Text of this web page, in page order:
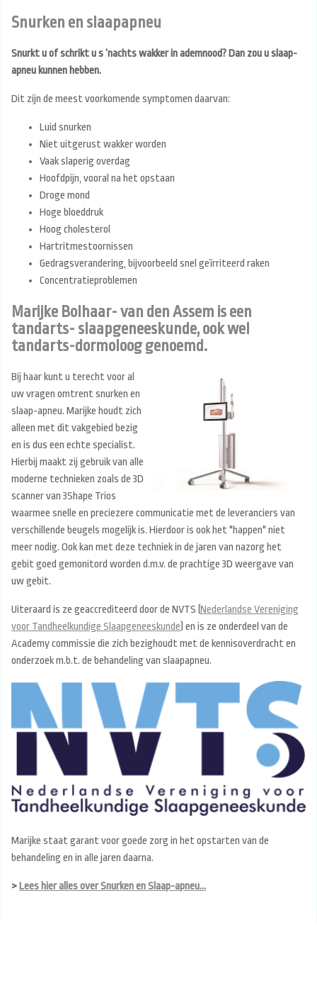
Snurken en slaapapneu
Snurkt u of schrikt u s ’nachts wakker in ademnood? Dan zou u slaap-
apneu kunnen hebben.
Dit zijn de meest voorkomende symptomen daarvan:
Luid snurken
Niet uitgerust wakker worden
Vaak slaperig overdag
Hoofdpijn, vooral na het opstaan
Droge mond
Hoge bloeddruk
Hoog cholesterol
Hartritmestoornissen
Gedragsverandering, bijvoorbeeld snel geïrriteerd raken
Concentratieproblemen
Marijke Bolhaar- van den Assem is een
tandarts- slaapgeneeskunde, ook wel
tandarts-dormoloog genoemd.
Bij haar kunt u terecht voor al
uw vragen omtrent snurken en
slaap-apneu. Marijke houdt zich
alleen met dit vakgebied bezig
en is dus een echte specialist.
Hierbij maakt zij gebruik van alle
moderne technieken zoals de 3D
scanner van 3Shape Trios
waarmee snelle en preciezere communicatie met de leveranciers van
verschillende beugels mogelijk is. Hierdoor is ook het "happen" niet
meer nodig. Ook kan met deze techniek in de jaren van nazorg het
gebit goed gemonitord worden d.m.v. de prachtige 3D weergave van
uw gebit.
Uiteraard is ze geaccrediteerd door de NVTS (Nederlandse Vereniging
voor Tandheelkundige Slaapgeneeskunde) en is ze onderdeel van de
Academy commissie die zich bezighoudt met de kennisoverdracht en
onderzoek m.b.t. de behandeling van slaapapneu.
Marijke staat garant voor goede zorg in het opstarten van de
behandeling en in alle jaren daarna.
> Lees hier alles over Snurken en Slaap-apneu...